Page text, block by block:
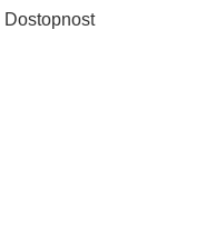
Dostopnost